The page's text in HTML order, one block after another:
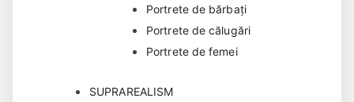
Portrete de bărbaţi
Portrete de călugări
Portrete de femei
SUPRAREALISM